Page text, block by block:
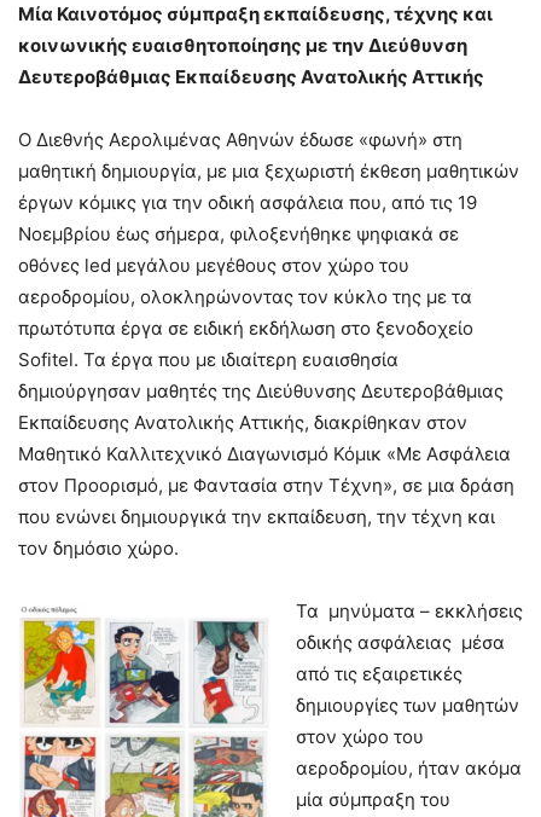
Μία Καινοτόμος σύμπραξη εκπαίδευσης, τέχνης και
κοινωνικής ευαισθητοποίησης με την Διεύθυνση
Δευτεροβάθμιας Εκπαίδευσης Ανατολικής Αττικής
Ο Διεθνής Αερολιμένας Αθηνών έδωσε «φωνή» στη
μαθητική δημιουργία, με μια ξεχωριστή έκθεση μαθητικών
έργων κόμικς για την οδική ασφάλεια που, από τις 19
Νοεμβρίου έως σήμερα, φιλοξενήθηκε ψηφιακά σε
οθόνες led μεγάλου μεγέθους στον χώρο του
αεροδρομίου, ολοκληρώνοντας τον κύκλο της με τα
πρωτότυπα έργα σε ειδική εκδήλωση στο ξενοδοχείο
Sofitel. Τα έργα που με ιδιαίτερη ευαισθησία
δημιούργησαν μαθητές της Διεύθυνσης Δευτεροβάθμιας
Εκπαίδευσης Ανατολικής Αττικής, διακρίθηκαν στον
Μαθητικό Καλλιτεχνικό Διαγωνισμό Κόμικ «Με Ασφάλεια
στον Προορισμό, με Φαντασία στην Τέχνη», σε μια δράση
που ενώνει δημιουργικά την εκπαίδευση, την τέχνη και
τον δημόσιο χώρο.
Τα μηνύματα – εκκλήσεις
οδικής ασφάλειας μέσα
από τις εξαιρετικές
δημιουργίες των μαθητών
στον χώρο του
αεροδρομίου, ήταν ακόμα
μία σύμπραξη του